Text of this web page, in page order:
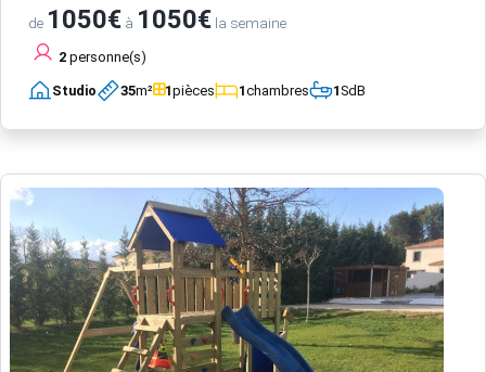
de 1050€ à 1050€ la semaine
2 personne(s)
Studio 35m² 1pièces 1chambres 1SdB